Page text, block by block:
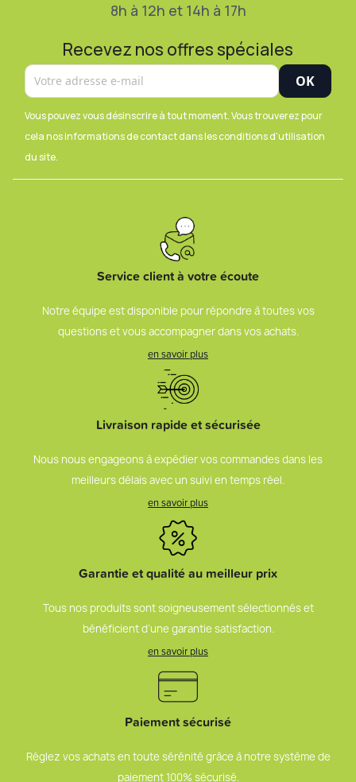
8h à 12h et 14h à 17h
Recevez nos offres spéciales
Vous pouvez vous désinscrire à tout moment. Vous trouverez pour
cela nos informations de contact dans les conditions d'utilisation
du site.
Service client à votre écoute
Notre équipe est disponible pour répondre à toutes vos
questions et vous accompagner dans vos achats.
en savoir plus
Livraison rapide et sécurisée
Nous nous engageons à expédier vos commandes dans les
meilleurs délais avec un suivi en temps réel.
en savoir plus
Garantie et qualité au meilleur prix
Tous nos produits sont soigneusement sélectionnés et
bénéficient d’une garantie satisfaction.
en savoir plus
Paiement sécurisé
Réglez vos achats en toute sérénité grâce à notre système de
paiement 100% sécurisé.